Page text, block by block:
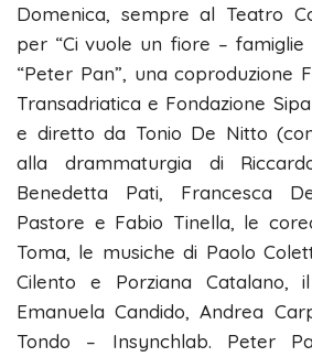
Domenica, sempre al Teatro
per “Ci vuole un fiore – famiglie
“Peter Pan”, una coproduzione
Transadriatica e Fondazione
e diretto da Tonio De Nitto
alla drammaturgia di
Benedetta Pati, Francesca
Pastore e Fabio Tinella, le
Toma, le musiche di Paolo
Cilento e Porziana Catalano,
Emanuela Candido, Andrea
Tondo – Insynchlab. Peter